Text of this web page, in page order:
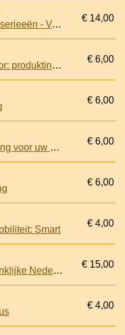
Folder Kusters - Carrosserieeën - Venlo
€ 14,00
Ford 1,8 liter dieselmotor: produktinformatie en training
€ 6,00
€ 6,00
Ford Service, handleiding voor uw nieuwe wagen: bediening, onderhoud, gegevens
€ 6,00
€ 6,00
Smart
€ 4,00
Handboek van de Koninklijke Nederlandsche Automobielclub 1937
€ 15,00
€ 4,00